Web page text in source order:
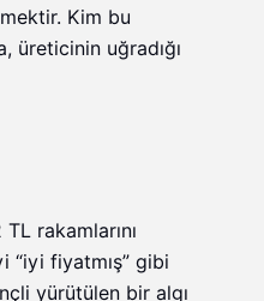
Kim bu
üreticinin uğradığı
rakamlarını
“iyi fiyatmış” gibi
yürütülen bir algı